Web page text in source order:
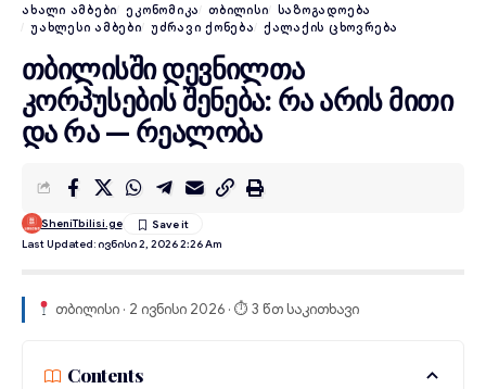
ᲐᲮᲐᲚᲘ ᲐᲛᲑᲔᲑᲘ ᲔᲙᲝᲜᲝᲛᲘᲙᲐ ᲗᲑᲘᲚᲘᲡᲘ
ᲡᲐᲖᲝᲒᲐᲓᲝᲔᲑᲐ
ᲣᲐᲮᲚᲔᲡᲘ ᲐᲛᲑᲔᲑᲘ
ᲣᲫᲠᲐᲕᲘ ᲥᲝᲜᲔᲑᲐ ᲥᲐᲚᲐᲥᲘᲡ ᲪᲮᲝᲕᲠᲔᲑᲐ
თბილისში დევნილთა
კორპუსების შენება: რა არის მითი
და რა — რეალობა
Last Updated: Ივნისი 2, 2026 2:26 Am
SheniTbilisi.ge
თბილისი · 2 ივნისი 2026 · ⏱ 3 წთ საკითხავი
Contents